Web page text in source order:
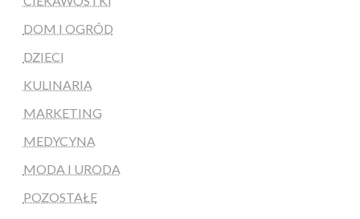
DOM I OGRÓD
DZIECI
KULINARIA
MARKETING
MEDYCYNA
MODA I URODA
POZOSTAŁE